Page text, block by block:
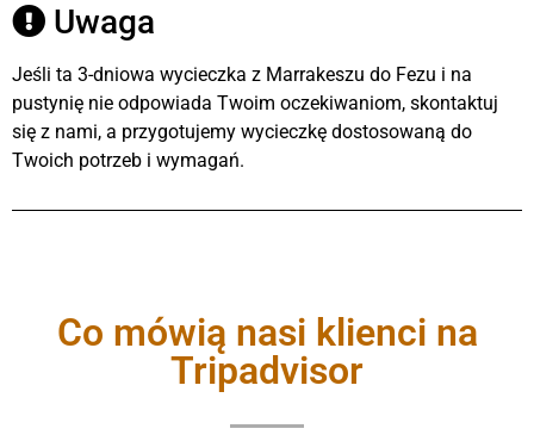
Uwaga
Jeśli ta 3-dniowa wycieczka z Marrakeszu do Fezu i na
pustynię nie odpowiada Twoim oczekiwaniom, skontaktuj
się z nami, a przygotujemy wycieczkę dostosowaną do
Twoich potrzeb i wymagań.
Co mówią nasi klienci na
Tripadvisor